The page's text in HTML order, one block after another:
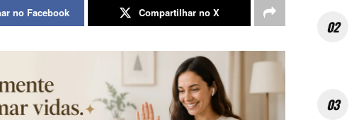
no Facebook Compartilhar no X